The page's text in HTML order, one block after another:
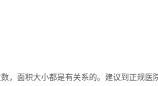
，面积大小都是有关系的。建议到正规医